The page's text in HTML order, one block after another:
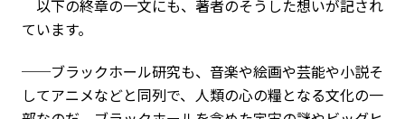
以下の終章の一文にも、著者のそうした想いが記され
ています。
──ブラックホール研究も、音楽や絵画や芸能や小説そ
してアニメなどと同列で、人類の心の糧となる文化の一